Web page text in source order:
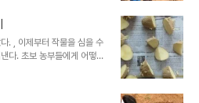
린다는 이야기도 있다. 너무
물을 나르고 나르고 날랐
쪽 방향 가장자리에 심었다.
더낸다 덕분에 밭이 넓어졌
따는 것도 재미있겠지... 이
. , 이제부터 작물을 심을 수
다. 초보 농부들에게 어떻게
셨는데 이제서야 꺼내 읽어
약하며 감자를 자른다. 작년